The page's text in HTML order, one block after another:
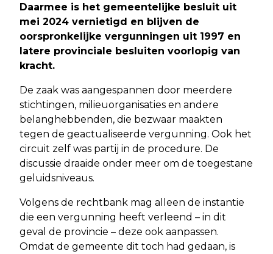
Daarmee is het gemeentelijke besluit uit
mei 2024 vernietigd en blijven de
oorspronkelijke vergunningen uit 1997 en
latere provinciale besluiten voorlopig van
kracht.
De zaak was aangespannen door meerdere
stichtingen, milieuorganisaties en andere
belanghebbenden, die bezwaar maakten
tegen de geactualiseerde vergunning. Ook het
circuit zelf was partij in de procedure. De
discussie draaide onder meer om de toegestane
geluidsniveaus.
Volgens de rechtbank mag alleen de instantie
die een vergunning heeft verleend – in dit
geval de provincie – deze ook aanpassen.
Omdat de gemeente dit toch had gedaan, is